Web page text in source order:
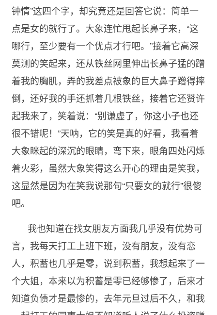
钟情”这四个字，却究竟还是回答它说：简单一
点是女的就行了。大象连忙甩起长鼻子来，“这
哪行，至少要有一个优点才行吧。”接着它高深
莫测的笑起来，还从铁丝网里伸出长鼻子猛的蹭
着我的胸肌，弄的我差点被象的巨大鼻子蹭得摔
倒，还好我的手还抓着几根铁丝，接着它还赞许
起我来了，笑着说：“别谦虚了，你这小子也还
很不错呢！”天呐，它的笑是真的好看，我看着
大象眯起的深沉的眼睛，弯下来，眼角四处闪烁
着火彩，虽然大象笑得这么开心的理由是笑我，
这显然是因为在笑我说那句“只要女的就行”很傻
吧。
我也知道在找女朋友方面我几乎没有优势可
言，我每天打工上班下班，没有朋友，没有恋
人，积蓄也几乎是零，说到积蓄，我想起来了一
个大姐，本来以为积蓄是零已经够惨了，后来才
知道负债才是最惨的，去年元旦过后不久，和我